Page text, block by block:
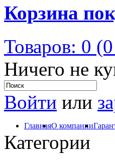
Корзина
Товаров: 0
Ничего не
Войти или
ГлавнаяО компании
Категории